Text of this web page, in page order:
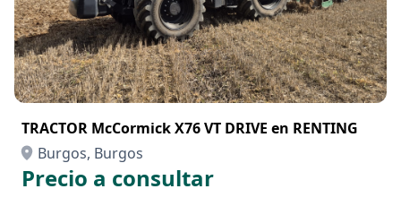
TRACTOR McCormick X76 VT DRIVE en RENTING
Burgos, Burgos
Precio a consultar